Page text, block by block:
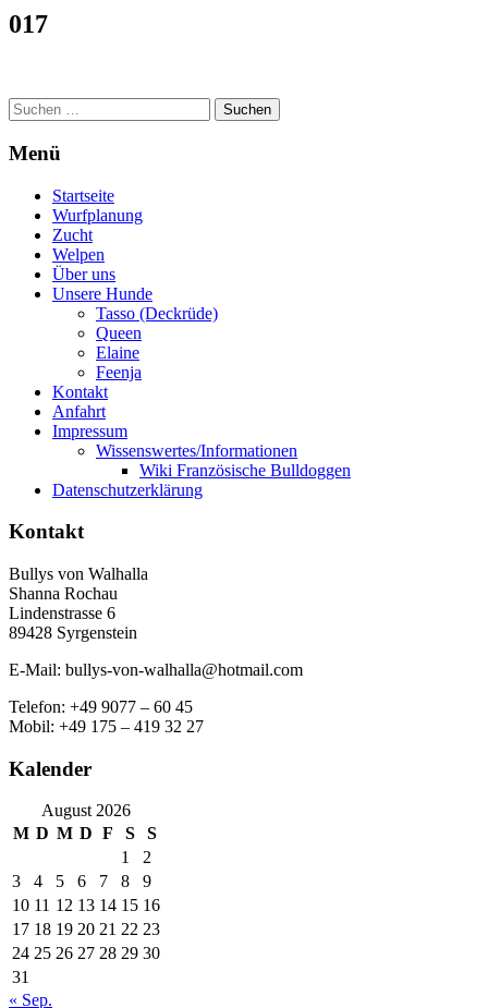
017
Suchen
nach:
Menü
Startseite
Wurfplanung
Zucht
Welpen
Über uns
Unsere Hunde
Tasso (Deckrüde)
Queen
Elaine
Feenja
Kontakt
Anfahrt
Impressum
Wissenswertes/Informationen
Wiki Französische Bulldoggen
Datenschutzerklärung
Kontakt
Bullys von Walhalla
Shanna Rochau
Lindenstrasse 6
89428 Syrgenstein
E-Mail: bullys-von-walhalla@hotmail.com
Telefon: +49 9077 – 60 45
Mobil: +49 175 – 419 32 27
Kalender
August 2026
M D M D F S
S
1
2
3
4 5 6 7 8
9
10 11 12 13 14 15 16
17 18 19 20 21 22 23
24 25 26 27 28 29 30
31
« Sep.